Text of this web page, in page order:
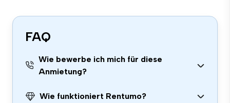
FAQ
Wie bewerbe ich mich für diese
Anmietung?
Wie funktioniert Rentumo?